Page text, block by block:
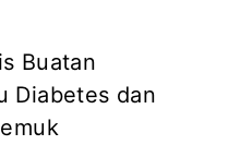
Buatan
Diabetes dan